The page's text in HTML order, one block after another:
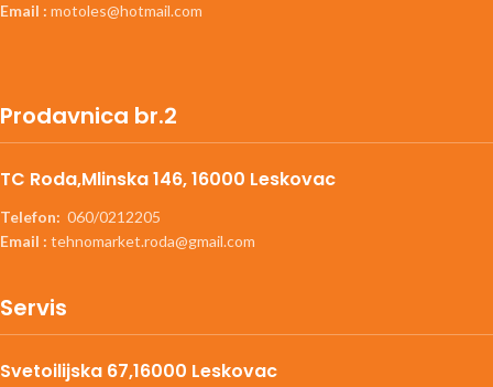
Email : motoles@hotmail.com
Prodavnica br.2
TC Roda,Mlinska 146, 16000 Leskovac
Telefon: 060/0212205
Email : tehnomarket.roda@gmail.com
Servis
Svetoilijska 67,16000 Leskovac